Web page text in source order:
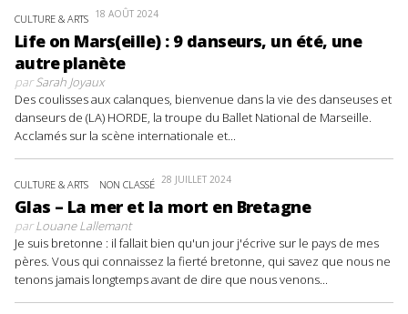
CULTURE & ARTS 18 AOÛT 2024
Life on Mars(eille) : 9 danseurs, un été, une
autre planète
parSarah Joyaux
Des coulisses aux calanques, bienvenue dans la vie des danseuses et
danseurs de (LA) HORDE, la troupe du Ballet National de Marseille.
Acclamés sur la scène internationale et...
CULTURE & ARTS NON CLASSÉ 28 JUILLET 2024
Glas – La mer et la mort en Bretagne
parLouane Lallemant
Je suis bretonne : il fallait bien qu'un jour j'écrive sur le pays de mes
pères. Vous qui connaissez la fierté bretonne, qui savez que nous ne
tenons jamais longtemps avant de dire que nous venons...